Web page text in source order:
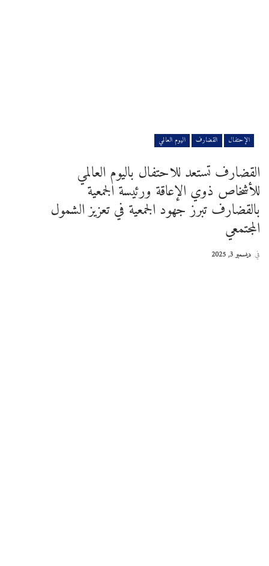
الإحتفال القضارف اليوم العالمي
القضارف تستعد للاحتفال باليوم العالمي
للأشخاص ذوي الإعاقة ورئيسة الجمعية
بالقضارف تبرز جهود الجمعية في تعزيز الشمول
المجتمعي
في ديسمبر 3, 2025